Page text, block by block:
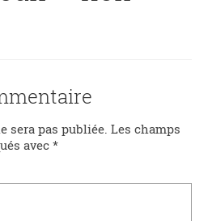
sera pas publiée. Les champs
avec *